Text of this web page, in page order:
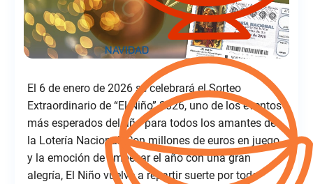
El 6 de enero de 2026 se celebrará el Sorteo
Extraordinario de “El Niño” 2026, uno de los eventos
más esperados del año para todos los amantes de
la Lotería Nacional. Con millones de euros en juego
y la emoción de empezar el año con una gran
alegría, El Niño vuelve a repartir suerte por toda